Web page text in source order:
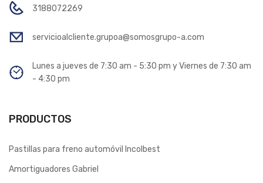
3188072269
servicioalcliente.grupoa@somosgrupo-a.com
Lunes a jueves de 7:30 am - 5:30 pm y Viernes de 7:30 am
- 4:30 pm
PRODUCTOS
Pastillas para freno automóvil Incolbest
Amortiguadores Gabriel